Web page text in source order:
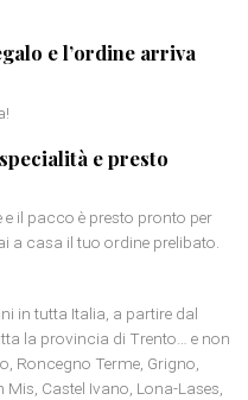
e l’ordine arriva
e presto
e il pacco è presto pronto per
a casa il tuo ordine prelibato.
in tutta Italia, a partire dal
la provincia di Trento… e non
Roncegno Terme, Grigno,
Castel Ivano, Lona-Lases,